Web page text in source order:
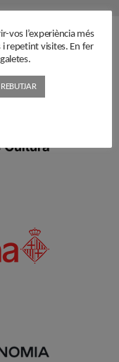
de
vos l’experiència més
repetint visites. En fer
REBUTJAR